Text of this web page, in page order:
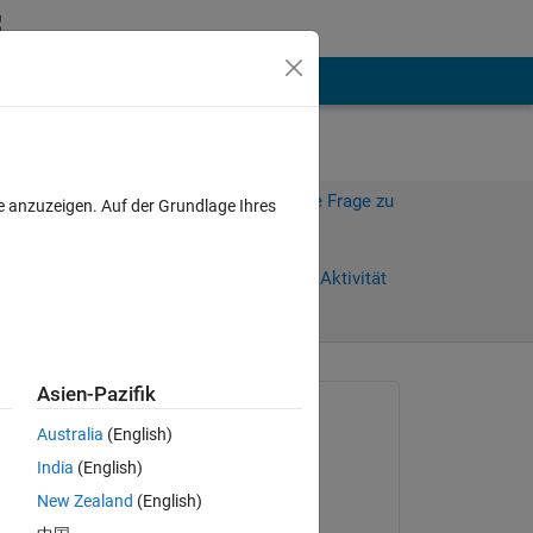
Melden Sie sich an, um diese Frage zu
Anmelden, um Aktivität
Art
am 11 Sep. 2015
Auf der Grundlage Ihres
Asien-Pazifik
Australia (English)
India (English)
New Zealand (English)